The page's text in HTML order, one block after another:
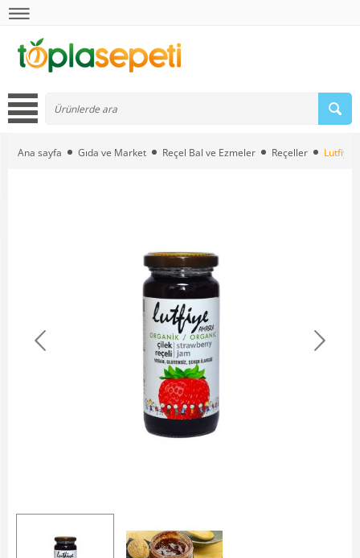
Ana sayfa Gıda ve Market Reçel Bal ve Ezmeler Reçeller Lutfiye